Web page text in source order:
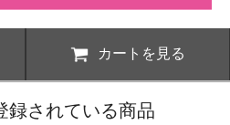
カートを見る
録されている商品